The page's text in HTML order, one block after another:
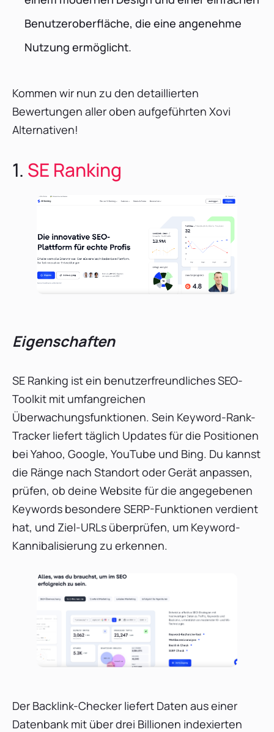
Benutzeroberfläche, die eine angenehme
Nutzung ermöglicht.
Kommen wir nun zu den detaillierten
Bewertungen aller oben aufgeführten Xovi
Alternativen!
1. SE Ranking
Eigenschaften
SE Ranking ist ein benutzerfreundliches SEO-
Toolkit mit umfangreichen
Überwachungsfunktionen. Sein Keyword-Rank-
Tracker liefert täglich Updates für die Positionen
bei Yahoo, Google, YouTube und Bing. Du kannst
die Ränge nach Standort oder Gerät anpassen,
prüfen, ob deine Website für die angegebenen
Keywords besondere SERP-Funktionen verdient
hat, und Ziel-URLs überprüfen, um Keyword-
Kannibalisierung zu erkennen.
Der Backlink-Checker liefert Daten aus einer
Datenbank mit über drei Billionen indexierten